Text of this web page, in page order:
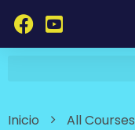
Inicio All Courses